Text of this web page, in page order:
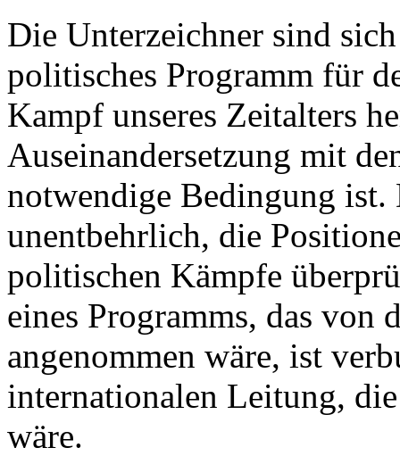
Die Unterzeichner sind
politisches Programm für
Kampf unseres Zeitalters
Auseinandersetzung mit
notwendige Bedingung ist.
unentbehrlich, die
politischen Kämpfe
eines Programms, das von
angenommen wäre, ist
internationalen Leitung,
wäre.